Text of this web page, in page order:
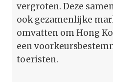
vergroten. Deze
ook gezamenlijke
omvatten om Hong
een
toeristen.